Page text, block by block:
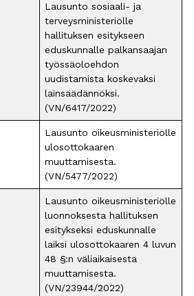
Lausunto sosiaali- ja
terveysministeriölle
hallituksen esitykseen
eduskunnalle palkansaajan
työssäoloehdon
uudistamista koskevaksi
lainsäädännöksi.
(VN/6417/2022)
Lausunto oikeusministeriölle
ulosottokaaren
muuttamisesta.
(VN/5477/2022)
Lausunto oikeusministeriölle
luonnoksesta hallituksen
esitykseksi eduskunnalle
laiksi ulosottokaaren 4 luvun
48 §:n väliaikaisesta
muuttamisesta.
(VN/23944/2022)